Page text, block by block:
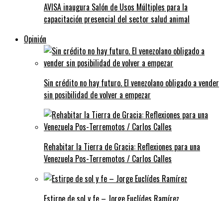
AVISA inaugura Salón de Usos Múltiples para la
capacitación presencial del sector salud animal
Opinión
Sin crédito no hay futuro. El venezolano obligado a vender
sin posibilidad de volver a empezar
Rehabitar la Tierra de Gracia: Reflexiones para una
Venezuela Pos-Terremotos / Carlos Calles
Estirpe de sol y fe – Jorge Euclídes Ramírez